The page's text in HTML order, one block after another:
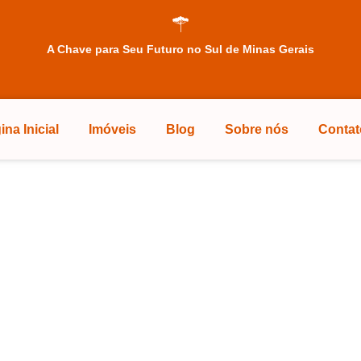
A Chave para Seu Futuro no Sul de Minas Gerais
Inicial Imóveis Blog Sobre nós